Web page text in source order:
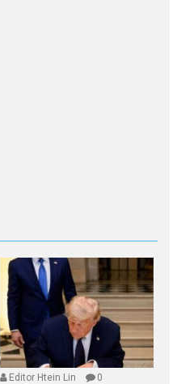
Editor Htein Lin 0